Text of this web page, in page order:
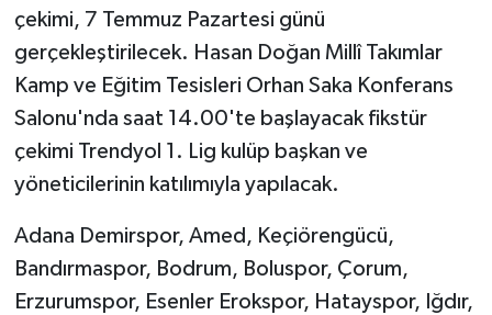
çekimi, 7 Temmuz Pazartesi günü
gerçekleştirilecek. Hasan Doğan Millî Takımlar
Kamp ve Eğitim Tesisleri Orhan Saka Konferans
Salonu'nda saat 14.00'te başlayacak fikstür
çekimi Trendyol 1. Lig kulüp başkan ve
yöneticilerinin katılımıyla yapılacak.
Adana Demirspor, Amed, Keçiörengücü,
Bandırmaspor, Bodrum, Boluspor, Çorum,
Erzurumspor, Esenler Erokspor, Hatayspor, Iğdır,